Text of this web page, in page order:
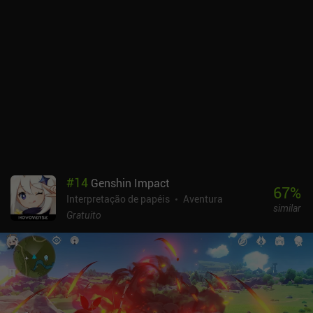
passe de batalha pago e muitos iAPs para bilhetes de raid extras e
a moeda premium usada para os gacha pulls. Eu me diverti muito
com a jogabilidade, mas a monetização torna o jogo difícil de
recomendar, a menos que você possa ignorá-la completamente.
#14 Genshin Impact
Interpretação de papéis
Aventura
Gratuito
67%
similar